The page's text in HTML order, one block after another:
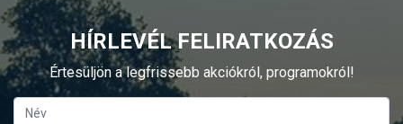
HÍRLEVÉL FELIRATKOZÁS
Értesüljön a legfrissebb akciókról, programokról!